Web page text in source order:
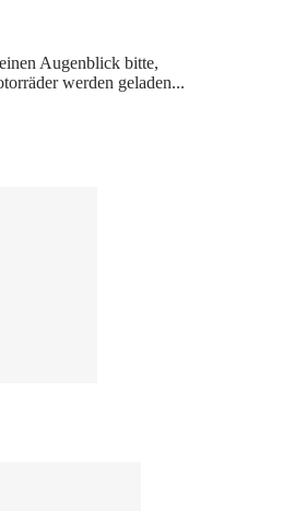
Augenblick bitte,
werden geladen...